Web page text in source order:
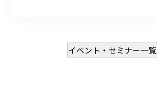
イベント・セミナー一覧